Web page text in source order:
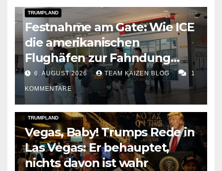
TRUMPLAND
Festnahme am Gate: Wie ICE
die amerikanischen
Flughäfen zur Fahndung
umbaut
6. AUGUST 2026 TEAM KAIZEN BLOG 1
KOMMENTARE
DARK AMERICA SOCIAL & POLITICS TOPSTORY
TRUMPLAND
Vegas, Baby! Trumps Rede in
Las Vegas: Er behauptet,
nichts davon ist wahr